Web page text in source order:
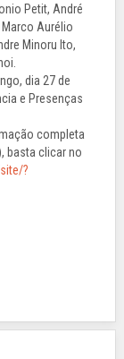
Petit, André
Aurélio
Minoru Ito,
dia 27 de
e Presenças
completa
basta clicar no
?